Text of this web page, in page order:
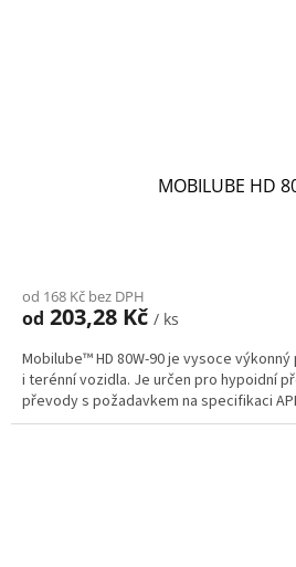
MOBILUBE HD
od 168 Kč bez DPH
od 203,28 Kč / ks
Mobilube™ HD 80W-90 je vysoce
i terénní vozidla. Je určen pro hypoidní
převody s požadavkem na specifikaci